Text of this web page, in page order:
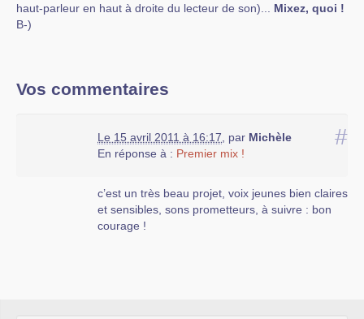
haut-parleur en haut à droite du lecteur de son)... Mixez, quoi !
B-)
Vos commentaires
#
Le 15 avril 2011 à 16:17 par Michèle
En réponse à : Premier mix !
c’est un très beau projet, voix jeunes bien claires
et sensibles, sons prometteurs, à suivre : bon
courage !